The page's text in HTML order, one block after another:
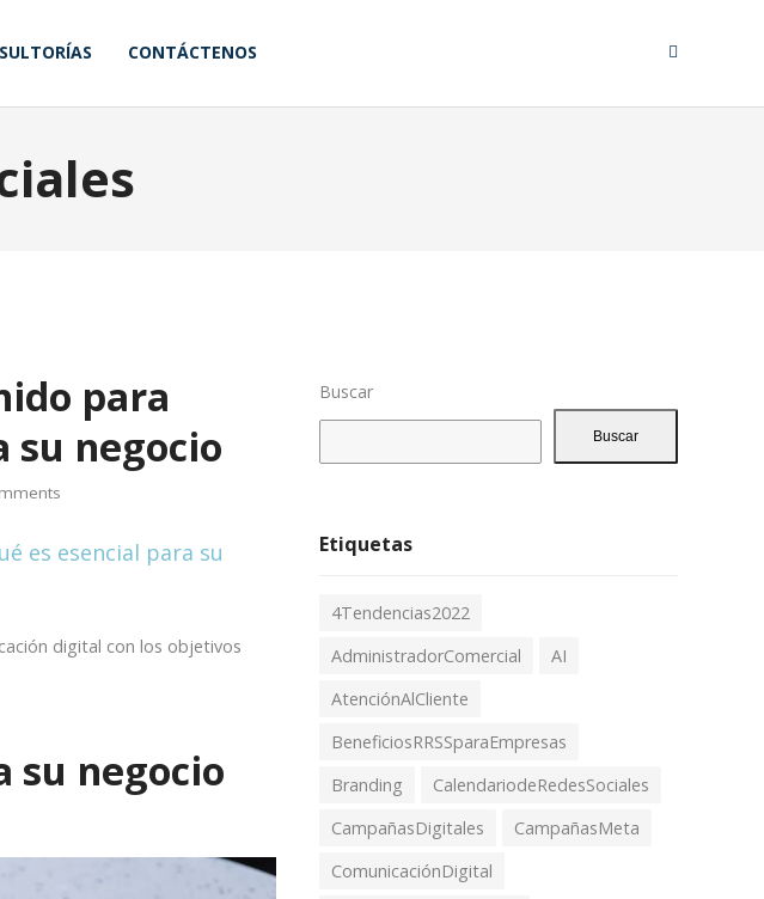
CONTÁCTENOS
para
su negocio
digital con los objetivos
su negocio
Buscar
Buscar
Etiquetas
4Tendencias2022
AdministradorComercial
AI
AtenciónAlCliente
BeneficiosRRSSparaEmpresas
Branding
CalendariodeRedesSociales
CampañasDigitales
CampañasMeta
ComunicaciónDigital